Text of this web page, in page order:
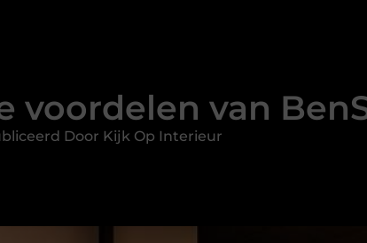
voordelen van
Door Kijk Op Interieur